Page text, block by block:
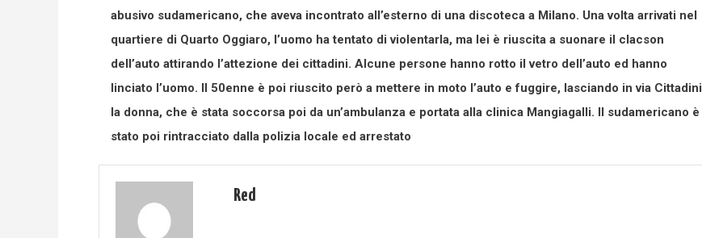
abusivo sudamericano, che aveva incontrato all’esterno di una discoteca a Milano. Una volta arrivati nel
quartiere di Quarto Oggiaro, l’uomo ha tentato di violentarla, ma lei è riuscita a suonare il clacson
dell’auto attirando l’attezione dei cittadini. Alcune persone hanno rotto il vetro dell’auto ed hanno
linciato l’uomo. Il 50enne è poi riuscito però a mettere in moto l’auto e fuggire, lasciando in via Cittadini
la donna, che è stata soccorsa poi da un’ambulanza e portata alla clinica Mangiagalli. Il sudamericano è
stato poi rintracciato dalla polizia locale ed arrestato
Red